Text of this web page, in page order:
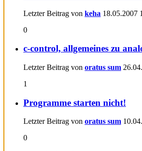
Letzter Beitrag von keha 18.05.2007
0
c-control, allgemeines zu
Letzter Beitrag von oratus sum
1
Programme starten nicht!
Letzter Beitrag von oratus sum
0